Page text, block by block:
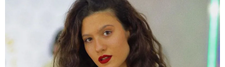
რა შემთხვევაში გათავისუფლდება
მოსწავლე სასკოლო ფორმის ტარებისგან
- განათლების მინისტრის განმარტება